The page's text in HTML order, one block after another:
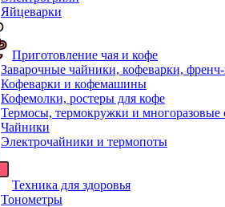
Яйцеварки
Приготовление чая и кофе
Заварочные чайники, кофеварки,
Кофеварки и кофемашины
Кофемолки, ростеры для кофе
Термосы, термокружки и многоразовые
Чайники
Электрочайники и термопоты
Техника для здоровья
Тонометры